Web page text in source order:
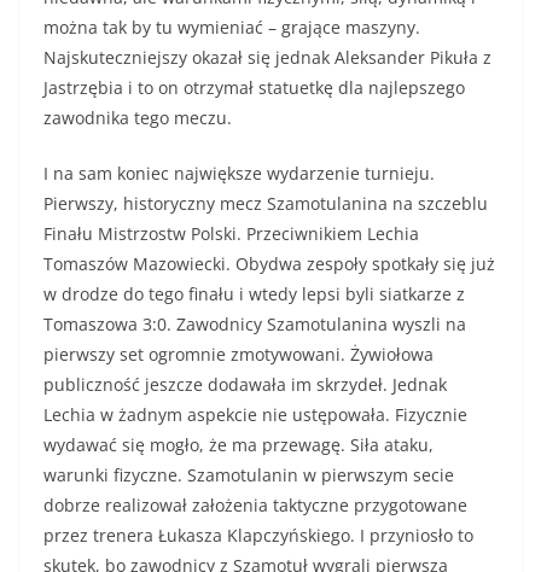
można tak by tu wymieniać – grające maszyny.
Najskuteczniejszy okazał się jednak Aleksander Pikuła z
Jastrzębia i to on otrzymał statuetkę dla najlepszego
zawodnika tego meczu.
I na sam koniec największe wydarzenie turnieju.
Pierwszy, historyczny mecz Szamotulanina na szczeblu
Finału Mistrzostw Polski. Przeciwnikiem Lechia
Tomaszów Mazowiecki. Obydwa zespoły spotkały się już
w drodze do tego finału i wtedy lepsi byli siatkarze z
Tomaszowa 3:0. Zawodnicy Szamotulanina wyszli na
pierwszy set ogromnie zmotywowani. Żywiołowa
publiczność jeszcze dodawała im skrzydeł. Jednak
Lechia w żadnym aspekcie nie ustępowała. Fizycznie
wydawać się mogło, że ma przewagę. Siła ataku,
warunki fizyczne. Szamotulanin w pierwszym secie
dobrze realizował założenia taktyczne przygotowane
przez trenera Łukasza Klapczyńskiego. I przyniosło to
skutek, bo zawodnicy z Szamotuł wygrali pierwszą